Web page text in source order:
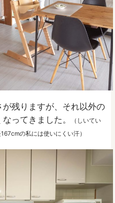
残りますが、それ以外の
ってきました。
（しいてい
の私には使いにくい汗）